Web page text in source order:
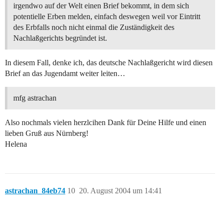
irgendwo auf der Welt einen Brief bekommt, in dem sich
potentielle Erben melden, einfach deswegen weil vor Eintritt
des Erbfalls noch nicht einmal die Zuständigkeit des
Nachlaßgerichts begründet ist.
In diesem Fall, denke ich, das deutsche Nachlaßgericht wird diesen
Brief an das Jugendamt weiter leiten…
mfg astrachan
Also nochmals vielen herzlcihen Dank für Deine Hilfe und einen
lieben Gruß aus Nürnberg!
Helena
astrachan_84eb74 20. August 2004 um 14:41
10